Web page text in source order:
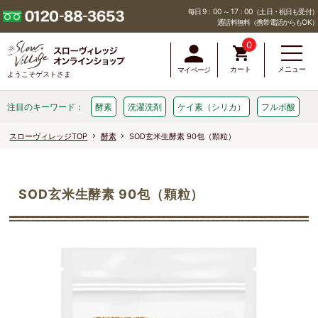
毎日 9：00 ～ 17：00（土日・祝日も受付）
通話料無料（携帯電話からもOK）
ようこそゲストさま
0
カート
マイページ メニュー
注目のキーワード： 酵素 洗濯洗剤 ケイ素（シリカ） フルボ酸
スローヴィレッジTOP 酵素 SOD玄米生酵素 90包（顆粒）
SOD玄米生酵素 90包（顆粒）